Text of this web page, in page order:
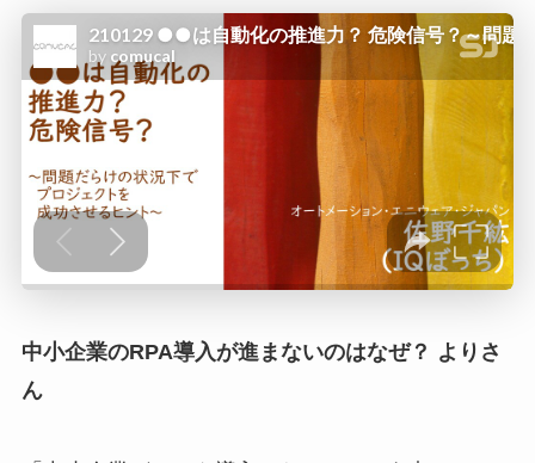
中小企業のRPA導入が進まないのはなぜ？ よりさ
ん